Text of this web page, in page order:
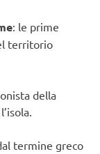
: le prime
territorio
della
termine greco